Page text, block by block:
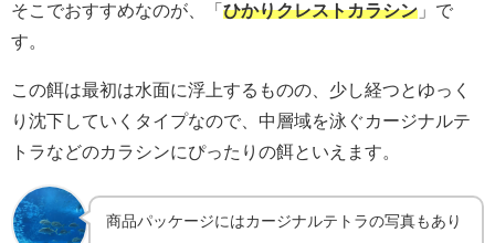
そこでおすすめなのが、「 ひかりクレストカラシン 」で
す。
この餌は最初は水面に浮上するものの、少し経つとゆっく
り沈下していくタイプなので、中層域を泳ぐカージナルテ
トラなどのカラシンにぴったりの餌といえます。
商品パッケージにはカージナルテトラの写真もあり